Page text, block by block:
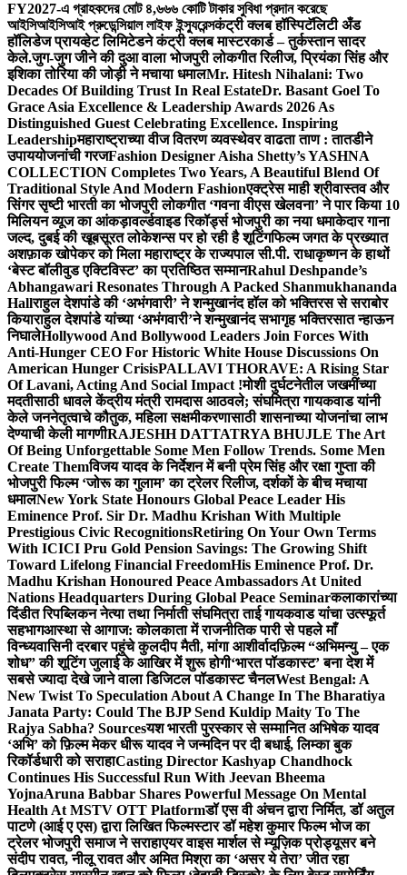
FY2027-এ গ্রাহকদের মোট ৪,৬৬৬ কোটি টাকার সুবিধা প্রদান করেছে
আইসিআইসিআই প্রুডেন্সিয়াল লাইফ ইন্স্যুরেন্সकंट्री क्लब हॉस्पिटॅलिटी अँड
हॉलिडेज प्रायव्हेट लिमिटेडने कंट्री क्लब मास्टरकार्ड – तुर्कस्तान सादर
केले.जुग-जुग जीने की दुआ वाला भोजपुरी लोकगीत रिलीज, प्रियंका सिंह और
इशिका तोरिया की जोड़ी ने मचाया धमालMr. Hitesh Nihalani: Two
Decades Of Building Trust In Real EstateDr. Basant Goel To
Grace Asia Excellence & Leadership Awards 2026 As
Distinguished Guest Celebrating Excellence. Inspiring
Leadershipमहाराष्ट्राच्या वीज वितरण व्यवस्थेवर वाढता ताण : तातडीने
उपाययोजनांची गरजFashion Designer Aisha Shetty’s YASHNA
COLLECTION Completes Two Years, A Beautiful Blend Of
Traditional Style And Modern Fashionएक्ट्रेस माही श्रीवास्तव और
सिंगर सृष्टी भारती का भोजपुरी लोकगीत ‘गवना वीएस खेलवना’ ने पार किया 10
मिलियन व्यूज का आंकड़ावर्ल्डवाइड रिकॉर्ड्स भोजपुरी का नया धमाकेदार गाना
जल्द, दुबई की खूबसूरत लोकेशन्स पर हो रही है शूटिंगफिल्म जगत के प्रख्यात
अशफ़ाक खोपेकर को मिला महाराष्ट्र के राज्यपाल सी.पी. राधाकृष्णन के हाथों
‘बेस्ट बॉलीवुड एक्टिविस्ट’ का प्रतिष्ठित सम्मानRahul Deshpande’s
Abhangawari Resonates Through A Packed Shanmukhananda
Hallराहुल देशपांडे की ‘अभंगवारी’ ने शन्मुखानंद हॉल को भक्तिरस से सराबोर
कियाराहुल देशपांडे यांच्या ‘अभंगवारी’ने शन्मुखानंद सभागृह भक्तिरसात न्हाऊन
निघालेHollywood And Bollywood Leaders Join Forces With
Anti-Hunger CEO For Historic White House Discussions On
American Hunger CrisisPALLAVI THORAVE: A Rising Star
Of Lavani, Acting And Social Impact !मोशी दुर्घटनेतील जखमींच्या
मदतीसाठी धावले केंद्रीय मंत्री रामदास आठवले; संघमित्रा गायकवाड यांनी
केले जननेतृत्वाचे कौतुक, महिला सक्षमीकरणासाठी शासनाच्या योजनांचा लाभ
देण्याची केली मागणीRAJESHH DATTATRYA BHUJLE The Art
Of Being Unforgettable Some Men Follow Trends. Some Men
Create Themविजय यादव के निर्देशन में बनी प्रेम सिंह और रक्षा गुप्ता की
भोजपुरी फिल्म ‘जोरू का गुलाम’ का ट्रेलर रिलीज, दर्शकों के बीच मचाया
धमालNew York State Honours Global Peace Leader His
Eminence Prof. Sir Dr. Madhu Krishan With Multiple
Prestigious Civic RecognitionsRetiring On Your Own Terms
With ICICI Pru Gold Pension Savings: The Growing Shift
Toward Lifelong Financial FreedomHis Eminence Prof. Dr.
Madhu Krishan Honoured Peace Ambassadors At United
Nations Headquarters During Global Peace Seminarकलाकारांच्या
दिंडीत रिपब्लिकन नेत्या तथा निर्माती संघमित्रा ताई गायकवाड यांचा उत्स्फूर्त
सहभागआस्था से आगाज: कोलकाता में राजनीतिक पारी से पहले माँ
विन्ध्यवासिनी दरबार पहुंचे कुलदीप मैती, मांगा आशीर्वादफ़िल्म “अभिमन्यु – एक
शोध” की शूटिंग जुलाई के आखिर में शुरू होगी‘भारत पॉडकास्ट’ बना देश में
सबसे ज्यादा देखे जाने वाला डिजिटल पॉडकास्ट चैनलWest Bengal: A
New Twist To Speculation About A Change In The Bharatiya
Janata Party: Could The BJP Send Kuldip Maity To The
Rajya Sabha? Sourcesयश भारती पुरस्कार से सम्मानित अभिषेक यादव
‘अभि’ को फ़िल्म मेकर धीरू यादव ने जन्मदिन पर दी बधाई, लिम्का बुक
रिकॉर्डधारी को सराहाCasting Director Kashyap Chandhock
Continues His Successful Run With Jeevan Bheema
YojnaAruna Babbar Shares Powerful Message On Mental
Health At MSTV OTT Platformडॉ एस वी अंचन द्वारा निर्मित, डॉ अतुल
पाटणे (आई ए एस) द्वारा लिखित फिल्मस्टार डॉ महेश कुमार फिल्म भोज का
ट्रेलर भोजपुरी समाज ने सराहाएयर वाइस मार्शल से म्यूज़िक प्रोड्यूसर बने
संदीप रावत, नीलू रावत और अमित मिश्रा का ‘असर ये तेरा’ जीत रहा